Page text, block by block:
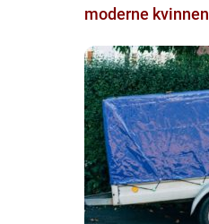
moderne kvinnen